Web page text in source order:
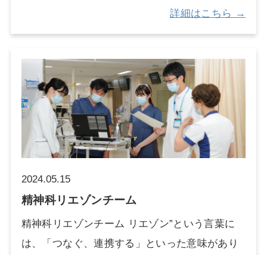
が広がるのを防ぐ「感染管理」と、(2) 感染症が
発生した際に適切な治療を行いつつ、薬剤耐性
本の柱があります。これらにつき、それぞれ感
染制御チーム(ICT)と抗菌薬適正使用支援チーム
(AST)が、医師、看護師、薬剤師、臨床検査技
師、事務職員など多職種が連携して活動してい
ます。 ICTでは院内で発生する感染症を監視す
など感染症の流行状況を把握し、対策を講じて
います。職員の研修やワクチン接種などにも取
り組んでいます。ASTでは、抗菌薬の使用状況
詳細はこちら →
2024.05.15
精神科リエゾンチーム
精神科リエゾンチーム リエゾン”という言葉に
は、「つなぐ、連携する」といった意味があり